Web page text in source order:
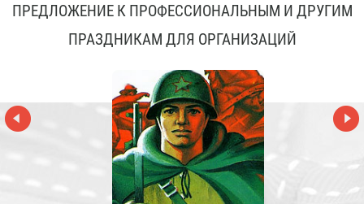
ПРЕДЛОЖЕНИЕ К ПРОФЕССИОНАЛЬНЫМ И ДРУГИМ
ПРАЗДНИКАМ ДЛЯ ОРГАНИЗАЦИЙ